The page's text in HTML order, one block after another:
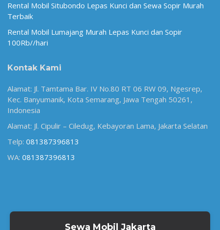
Rental Mobil Situbondo Lepas Kunci dan Sewa Sopir Murah
Terbaik
Rental Mobil Lumajang Murah Lepas Kunci dan Sopir
100Rb//hari
Kontak Kami
Alamat: Jl. Tamtama Bar. IV No.80 RT 06 RW 09, Ngesrep,
Kec. Banyumanik, Kota Semarang, Jawa Tengah 50261,
Indonesia
Alamat: Jl. Cipulir – Ciledug, Kebayoran Lama, Jakarta Selatan
Telp: 081387396813
WA: 081387396813
Sewa Mobil Jakarta